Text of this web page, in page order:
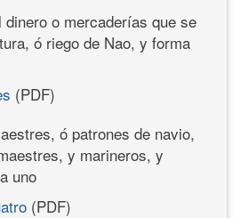
o mercaderías que se
ó riego de Nao, y forma
(PDF)
ó patrones de navio,
y marineros, y
uno
(PDF)